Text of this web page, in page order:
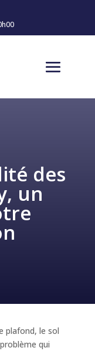
des
un
plafond, le sol
qui